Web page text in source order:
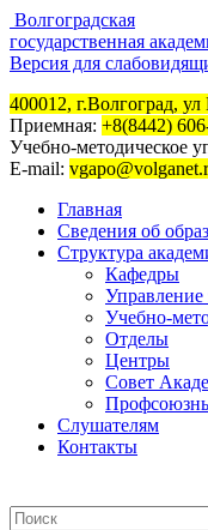
Волгоградская
государственная
Версия для
400012, г.Волгоград,
Приемная: +8(8442)
Учебно-методическое
E-mail:
Главная
Сведения об
Структура
Кафедры
Учебно-
Отделы
Центры
Совет
Слушателям
Контакты